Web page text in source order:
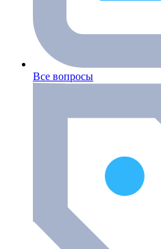
Все вопросы